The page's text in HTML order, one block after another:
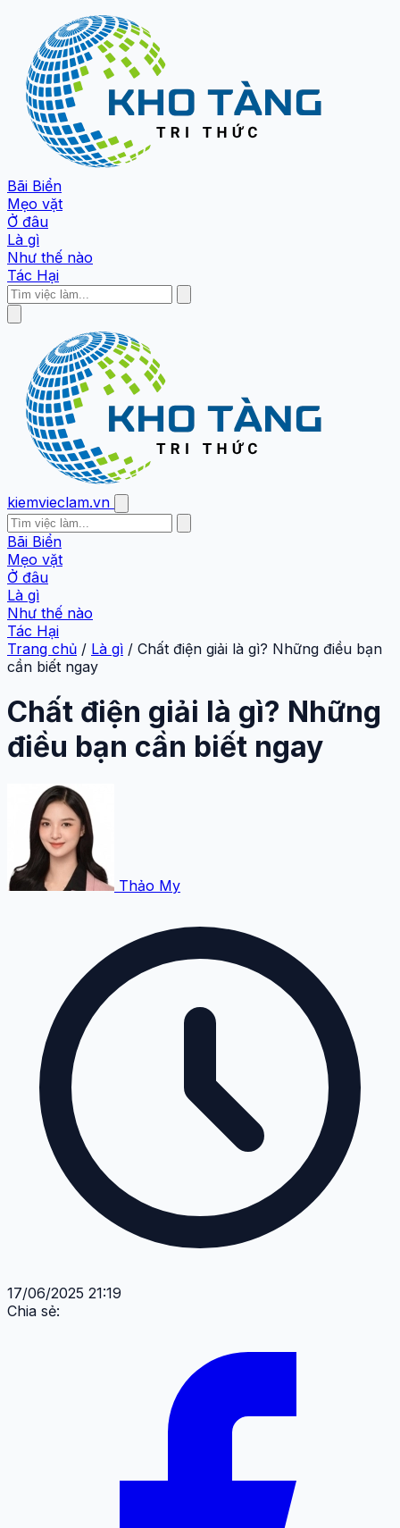
Bãi Biển
Mẹo vặt
Ở đâu
Là gì
Như thế nào
Tác Hại
kiemvieclam.vn
Bãi Biển
Mẹo vặt
Ở đâu
Là gì
Như thế nào
Tác Hại
Trang chủ / Là gì / Chất điện giải là gì? Những điều bạn
cần biết ngay
Chất điện giải là gì? Những
điều bạn cần biết ngay
Thảo My
17/06/2025 21:19
Chia sẻ: